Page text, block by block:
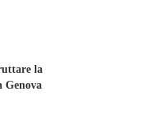
la
Genova